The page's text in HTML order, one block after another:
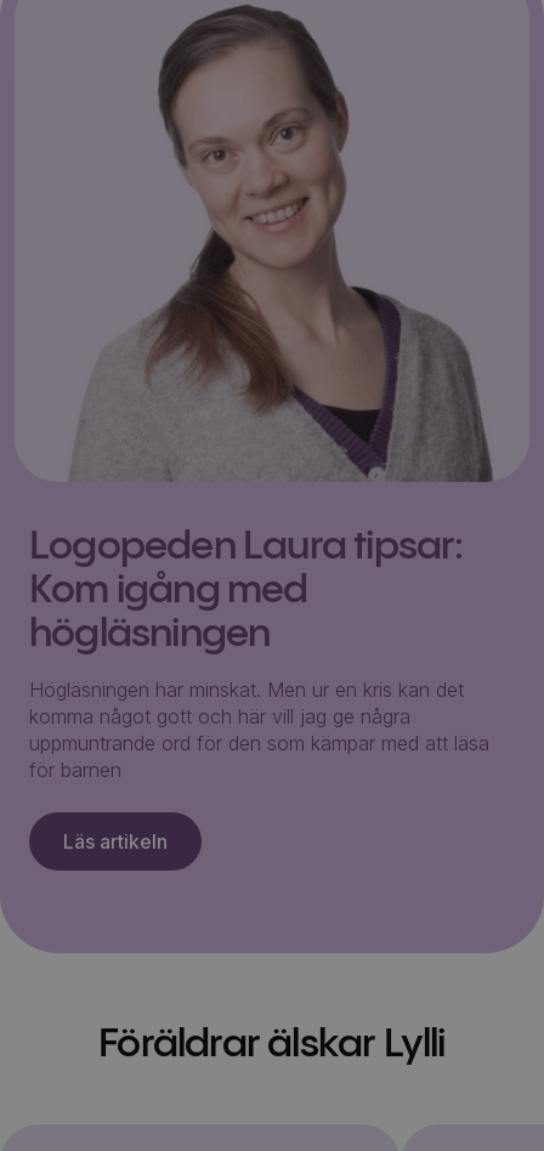
Logopeden Laura tipsar:
Kom igång med
högläsningen
Högläsningen har minskat. Men ur en kris kan det
komma något gott och här vill jag ge några
uppmuntrande ord för den som kämpar med att läsa
för barnen
Läs artikeln
Föräldrar älskar Lylli